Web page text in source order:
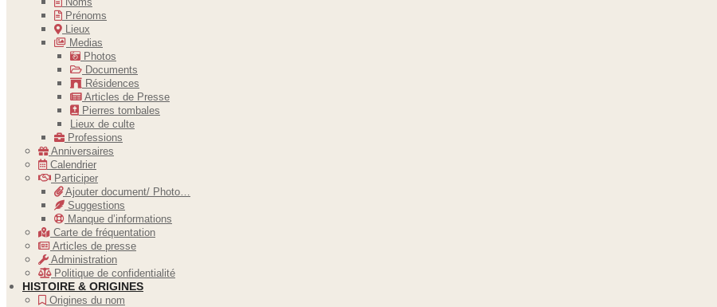
Prénoms
Lieux
Medias
Photos
Documents
Résidences
Articles de Presse
Pierres tombales
Lieux de culte
Professions
Anniversaires
Calendrier
Participer
Ajouter document/ Photo…
Suggestions
Manque d’informations
Carte de fréquentation
Articles de presse
Administration
Politique de confidentialité
HISTOIRE & ORIGINES
Origines du nom